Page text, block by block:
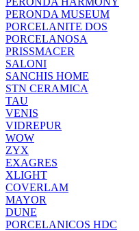
PERONDA MUSEUM
PORCELANITE DOS
PORCELANOSA
PRISSMACER
SALONI
SANCHIS HOME
STN CERAMICA
TAU
VENIS
VIDREPUR
WOW
ZYX
EXAGRES
XLIGHT
COVERLAM
MAYOR
DUNE
PORCELANICOS HDC